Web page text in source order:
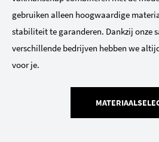
gebruiken alleen hoogwaardige
stabiliteit te garanderen. Dankzij onze
verschillende bedrijven hebben we
voor je.